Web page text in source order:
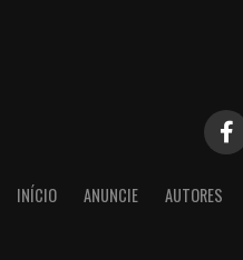
INÍCIO ANUNCIE AUTORES